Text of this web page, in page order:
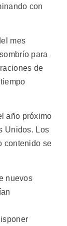
con
mes
para
de
año próximo
Unidos. Los
contenido se
nuevos